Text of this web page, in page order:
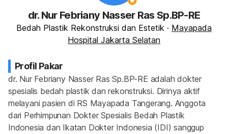
dr. Nur Febriany Nasser Ras Sp.BP-RE
Bedah Plastik Rekonstruksi dan Estetik · Mayapada
Hospital Jakarta Selatan
Profil Pakar
dr. Nur Febriany Nasser Ras Sp.BP-RE adalah dokter
spesialis bedah plastik dan rekonstruksi. Dirinya aktif
melayani pasien di RS Mayapada Tangerang. Anggota
dari Perhimpunan Dokter Spesialis Bedah Plastik
Indonesia dan Ikatan Dokter Indonesia (IDI) sanggup